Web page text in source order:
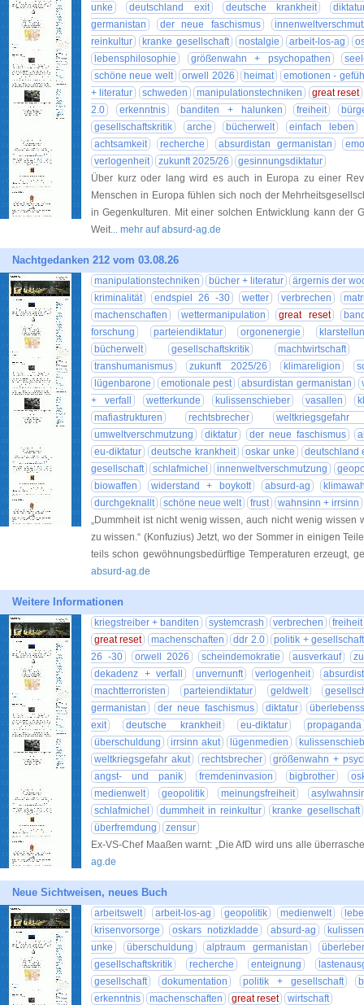
unke
deutschland exit deutsche krankheit
germanistan
der neue faschismus
reinkultur
kranke gesellschaft nostalgie arbeit-los-ag
lebensphilosophie
größenwahn + psychopathen
schöne neue welt
orwell 2026 heimat
emotionen -
+ literatur
schweden manipulationstechniken
great reset
2.0
erkenntnis banditen + halunken freiheit
gesellschaftskritik
arche bücherwelt
einfach leben
achtsamkeit
recherche absurdistan germanistan
verlogenheit
zukunft 2025/26
gesinnungsdiktatur
Über kurz oder lang wird es auch in Europa zu einer
Menschen in Europa fühlen sich noch der
in Gegenkulturen. Mit einer solchen Entwicklung kann der
Weit... mehr auf absurd-ag.de
Nachtgedanken 212 vom 03.08.26
manipulationstechniken bücher + literatur
ärgernis der
kriminalität
endspiel 26 -30 wetter verbrechen
machenschaften
wettermanipulation great reset
forschung
parteiendiktatur orgonenergie
bücherwelt
gesellschaftskritik
machtwirtschaft
transhumanismus
zukunft 2025/26 klimareligion
lügenbarone
emotionale pest absurdistan germanistan
+ verfall
wetterkunde kulissenschieber vasallen
mafiastrukturen
rechtsbrecher
umweltverschmutzung
diktatur der neue faschismus
eu-diktatur
deutsche krankheit oskar unke
deutschland
gesellschaft
schlafmichel innenweltverschmutzung
biowaffen
widerstand + boykott absurd-ag
durchgeknallt
schöne neue welt frust
wahnsinn + irrsinn
„Dummheit ist nicht wenig wissen, auch nicht wenig wissen
zu wissen.“ (Konfuzius) Jetzt, wo der Sommer in einigen
teils schon gewöhnungsbedürftige Temperaturen erzeugt,
absurd-ag.de
Weitere Informationen
kriegstreiber + banditen systemcrash verbrechen
freiheit
great reset
machenschaften ddr 2.0
politik + gesellschaft
26 -30
orwell 2026 scheindemokratie ausverkauf
dekadenz + verfall
unvernunft verlogenheit
machtterroristen
parteiendiktatur geldwelt
germanistan
der neue faschismus diktatur
exit
deutsche krankheit eu-diktatur
propaganda
überschuldung
irrsinn akut lügenmedien
weltkriegsgefahr akut
rechtsbrecher
größenwahn +
angst- und panik
fremdeninvasion bigbrother
medienwelt
geopolitik meinungsfreiheit
schlafmichel
dummheit in reinkultur
kranke gesellschaft
überfremdung
zensur
Ex-VS-Chef Maaßen warnt: „Die AfD wird uns alle
ag.de
Neue Sichtweisen, neues Buch
arbeitswelt arbeit-los-ag geopolitik medienwelt
krisenvorsorge
oskars notizkladde absurd-ag
unke
überschuldung alptraum germanistan
gesellschaftskritik
recherche enteignung
gesellschaft
dokumentation politik + gesellschaft
erkenntnis
machenschaften great reset
wirtschaft